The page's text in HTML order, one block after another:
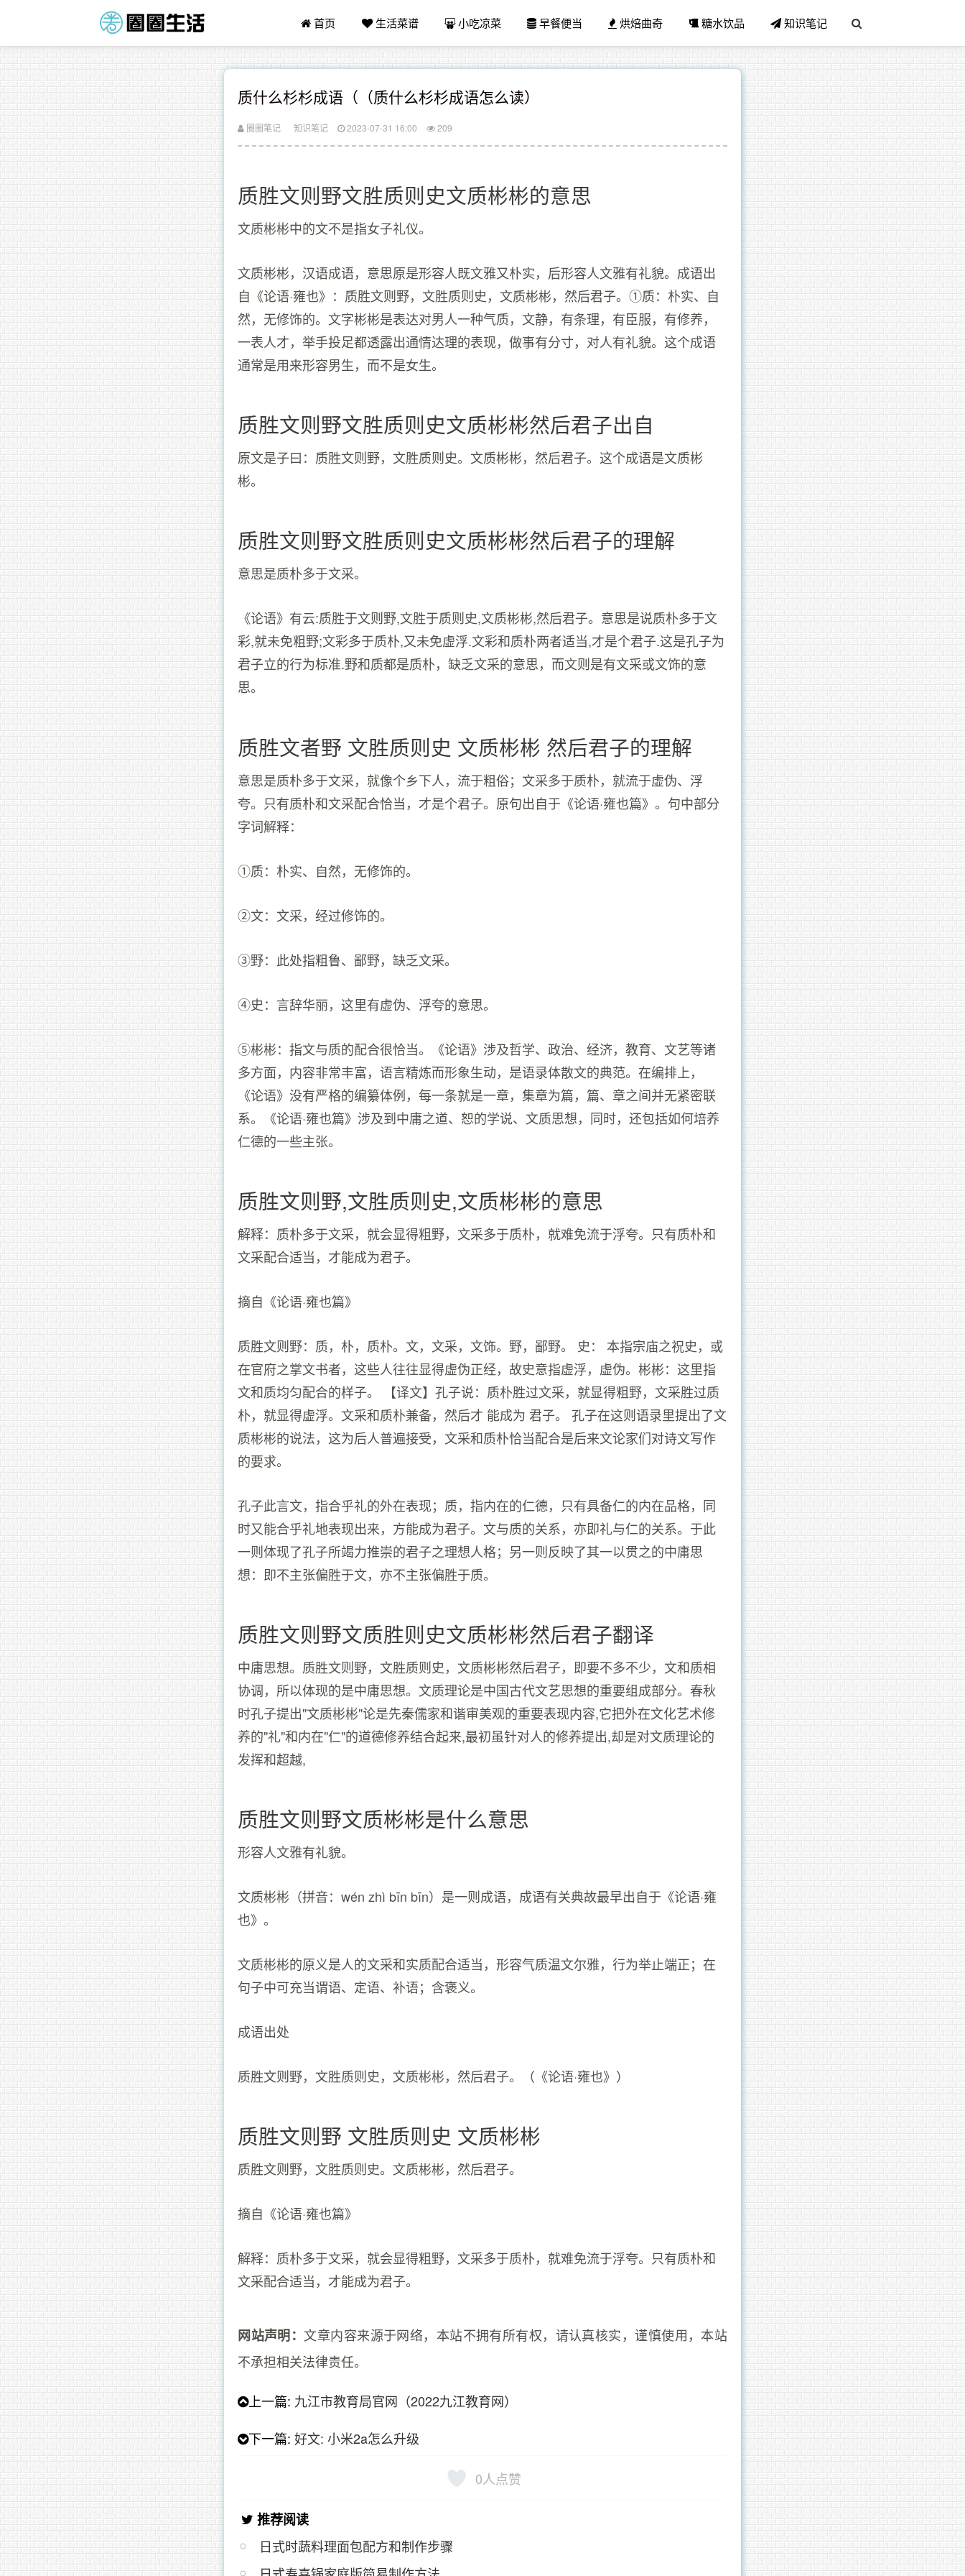
首页 生活菜谱 小吃凉菜 早餐便当 烘焙曲奇 糖水饮品 知识笔记
质什么杉杉成语（（质什么杉杉成语怎么读）
圈圈笔记 知识笔记 2023-07-31 16:00 209
质胜文则野文胜质则史文质彬彬的意思
文质彬彬中的文不是指女子礼仪。
文质彬彬，汉语成语，意思原是形容人既文雅又朴实，后形容人文雅有礼貌。成语出
自《论语·雍也》：质胜文则野，文胜质则史，文质彬彬，然后君子。①质：朴实、自
然，无修饰的。文字彬彬是表达对男人一种气质，文静，有条理，有臣服，有修养，
一表人才，举手投足都透露出通情达理的表现，做事有分寸，对人有礼貌。这个成语
通常是用来形容男生，而不是女生。
质胜文则野文胜质则史文质彬彬然后君子出自
原文是子曰：质胜文则野，文胜质则史。文质彬彬，然后君子。这个成语是文质彬
彬。
质胜文则野文胜质则史文质彬彬然后君子的理解
意思是质朴多于文采。
《论语》有云:质胜于文则野,文胜于质则史,文质彬彬,然后君子。意思是说质朴多于文
彩,就未免粗野;文彩多于质朴,又未免虚浮.文彩和质朴两者适当,才是个君子.这是孔子为
君子立的行为标准.野和质都是质朴，缺乏文采的意思，而文则是有文采或文饰的意
思。
质胜文者野 文胜质则史 文质彬彬 然后君子的理解
意思是质朴多于文采，就像个乡下人，流于粗俗；文采多于质朴，就流于虚伪、浮
夸。只有质朴和文采配合恰当，才是个君子。原句出自于《论语·雍也篇》。句中部分
字词解释：
①质：朴实、自然，无修饰的。
②文：文采，经过修饰的。
③野：此处指粗鲁、鄙野，缺乏文采。
④史：言辞华丽，这里有虚伪、浮夸的意思。
⑤彬彬：指文与质的配合很恰当。《论语》涉及哲学、政治、经济，教育、文艺等诸
多方面，内容非常丰富，语言精炼而形象生动，是语录体散文的典范。在编排上，
《论语》没有严格的编纂体例，每一条就是一章，集章为篇，篇、章之间并无紧密联
系。《论语·雍也篇》涉及到中庸之道、恕的学说、文质思想，同时，还包括如何培养
仁德的一些主张。
质胜文则野,文胜质则史,文质彬彬的意思
解释：质朴多于文采，就会显得粗野，文采多于质朴，就难免流于浮夸。只有质朴和
文采配合适当，才能成为君子。
摘自《论语·雍也篇》
质胜文则野：质，朴，质朴。文，文采，文饰。野，鄙野。 史： 本指宗庙之祝史，或
在官府之掌文书者，这些人往往显得虚伪正经，故史意指虚浮，虚伪。彬彬：这里指
文和质均匀配合的样子。 【译文】孔子说：质朴胜过文采，就显得粗野，文采胜过质
朴，就显得虚浮。文采和质朴兼备，然后才 能成为 君子。 孔子在这则语录里提出了文
质彬彬的说法，这为后人普遍接受，文采和质朴恰当配合是后来文论家们对诗文写作
的要求。
孔子此言文，指合乎礼的外在表现；质，指内在的仁德，只有具备仁的内在品格，同
时又能合乎礼地表现出来，方能成为君子。文与质的关系，亦即礼与仁的关系。于此
一则体现了孔子所竭力推崇的君子之理想人格；另一则反映了其一以贯之的中庸思
想：即不主张偏胜于文，亦不主张偏胜于质。
质胜文则野文质胜则史文质彬彬然后君子翻译
中庸思想。质胜文则野，文胜质则史，文质彬彬然后君子，即要不多不少，文和质相
协调，所以体现的是中庸思想。文质理论是中国古代文艺思想的重要组成部分。春秋
时孔子提出"文质彬彬"论是先秦儒家和谐审美观的重要表现内容,它把外在文化艺术修
养的"礼"和内在"仁"的道德修养结合起来,最初虽针对人的修养提出,却是对文质理论的
发挥和超越,
质胜文则野文质彬彬是什么意思
形容人文雅有礼貌。
文质彬彬（拼音：wén zhì bīn bīn）是一则成语，成语有关典故最早出自于《论语·雍
也》。
文质彬彬的原义是人的文采和实质配合适当，形容气质温文尔雅，行为举止端正；在
句子中可充当谓语、定语、补语；含褒义。
成语出处
质胜文则野，文胜质则史，文质彬彬，然后君子。（《论语·雍也》）
质胜文则野 文胜质则史 文质彬彬
质胜文则野，文胜质则史。文质彬彬，然后君子。
摘自《论语·雍也篇》
解释：质朴多于文采，就会显得粗野，文采多于质朴，就难免流于浮夸。只有质朴和
文采配合适当，才能成为君子。
网站声明： 文章内容来源于网络，本站不拥有所有权，请认真核实，谨慎使用，本站
不承担相关法律责任。
上一篇: 九江市教育局官网（2022九江教育网）
下一篇:好文: 小米2a怎么升级
0人点赞
推荐阅读
日式时蔬料理面包配方和制作步骤